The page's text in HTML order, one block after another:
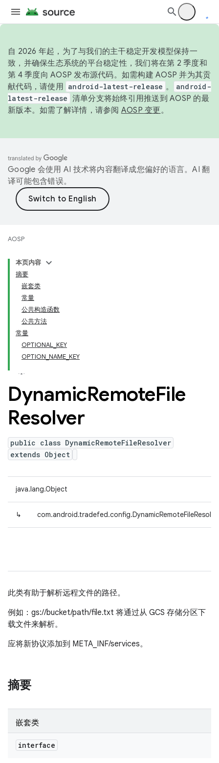
自 2026 年起，为了与我们的主干稳定开发模型保持一
致，并确保生态系统的平台稳定性，我们将在第 2 季度和
第 4 季度向 AOSP 发布源代码。如需构建 AOSP 并为其贡
献代码，请使用 android-latest-release 。
android-
latest-release 清单分支将始终引用推送到 AOSP 的最
新版本。如需了解详情，请参阅 AOSP 变更。
Google 会使用 AI 技术将内容翻译成您偏好的语言。AI 翻
译可能包含错误。
AOSP
本页内容
摘要
嵌套类
常量
公共构造函数
公共方法
常量
OPTIONAL_KEY
OPTION_NAME_KEY
DynamicRemoteFile
Resolver
public class DynamicRemoteFileResolver
extends Object
java.lang.Object
↳
此类有助于解析远程文件的路径。
例如：gs://bucket/path/file.txt 将通过从 GCS 存储分区下
载文件来解析。
应将新协议添加到 META_INF/services。
摘要
嵌套类
interface